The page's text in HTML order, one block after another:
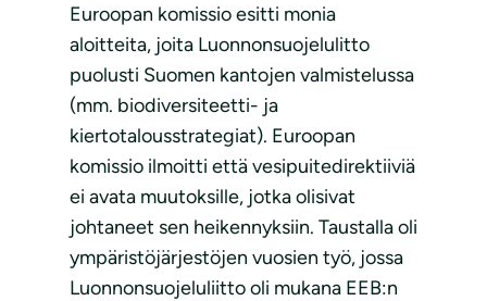
Euroopan komissio esitti monia
aloitteita, joita Luonnonsuojelulitto
puolusti Suomen kantojen valmistelussa
(mm. biodiversiteetti- ja
kiertotalousstrategiat). Euroopan
komissio ilmoitti että vesipuitedirektiiviä
ei avata muutoksille, jotka olisivat
johtaneet sen heikennyksiin. Taustalla oli
ympäristöjärjestöjen vuosien työ, jossa
Luonnonsuojeluliitto oli mukana EEB:n